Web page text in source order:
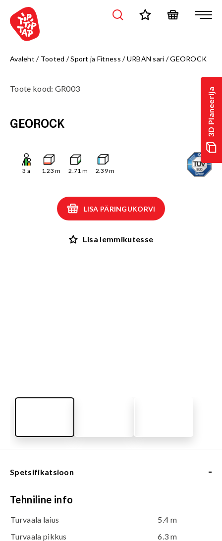
3D Planeerija
Avaleht / Tooted /Sport ja Fitness /URBAN sari /GEOROCK
Toote kood: GR003
GEOROCK
3 a 1.23 m 2.71 m 2.39m
LISA PÄRINGUKORVI
Lisa lemmikutesse
Spetsifikatsioon -
Tehniline info
Turvaala laius
5.4 m
Turvaala pikkus
6.3 m